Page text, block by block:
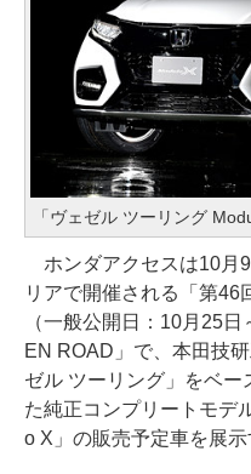
「ヴェゼル ツーリング
ホンダアクセスは10月
リアで開催される「第46
（一般公開日：10月25
EN ROAD」で、本田技
ゼル ツーリング」をベー
た純正コンプリートモデ
o X」の販売予定車を展示